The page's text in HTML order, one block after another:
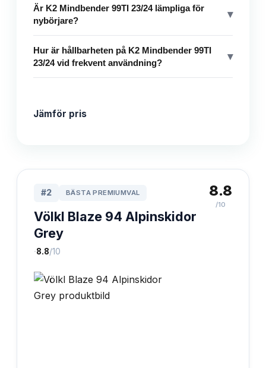
Är K2 Mindbender 99TI 23/24 lämpliga för
nybörjare?
▾
Hur är hållbarheten på K2 Mindbender 99TI
23/24 vid frekvent användning?
▾
Jämför pris
#2 BÄSTA PREMIUMVAL
Völkl Blaze 94 Alpinskidor
Grey
·8.8/10
8.8
/10